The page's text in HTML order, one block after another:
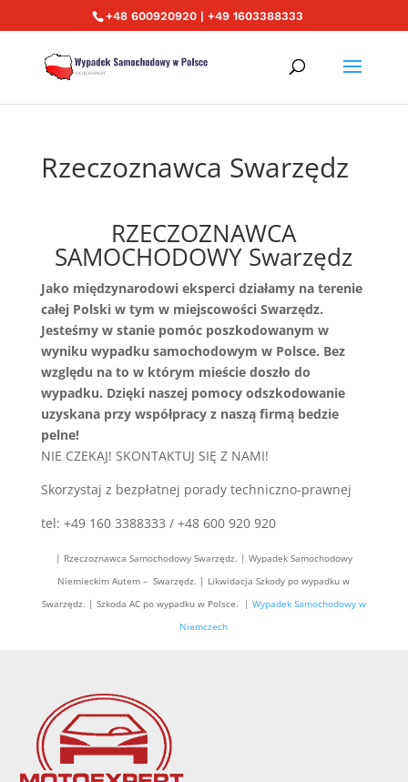
+48 600920920 | +49 1603388333
Rzeczoznawca Swarzędz
RZECZOZNAWCA
SAMOCHODOWY Swarzędz
Jako międzynarodowi eksperci działamy na terenie
całej Polski w tym w miejscowości Swarzędz.
Jesteśmy w stanie pomóc poszkodowanym w
wyniku wypadku samochodowym w Polsce. Bez
względu na to w którym mieście doszło do
wypadku. Dzięki naszej pomocy odszkodowanie
uzyskana przy współpracy z naszą firmą bedzie
pelne!
NIE CZEKAJ! SKONTAKTUJ SIĘ Z NAMI!
Skorzystaj z bezpłatnej porady techniczno-prawnej
tel: +49 160 3388333 / +48 600 920 920
| Rzeczoznawca Samochodowy Swarzędz. | Wypadek Samochodowy
Niemieckim Autem – Swarzędz. | Likwidacja Szkody po wypadku w
Swarzędz. | Szkoda AC po wypadku w Polsce. | Wypadek Samochodowy w
Niemczech